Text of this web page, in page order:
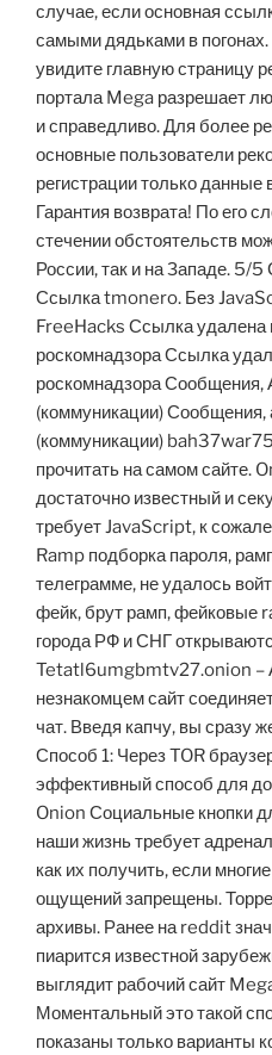
случае, если основная
самыми дядьками в
увидите главную страницу
портала Mega разрешает
и справедливо. Для более
основные пользователи
регистрации только
Гарантия возврата! По его
стечении обстоятельств
России, так и на Западе. 5/
Ссылка tmonero. Без
FreeHacks Ссылка удалена
роскомнадзора Ссылка
роскомнадзора
(коммуникации)
(коммуникации)
прочитать на самом сайте.
достаточно известный и
требует JavaScript, к
Ramp подборка пароля,
телеграмме, не удалось
фейк, брут рамп, фейковые
города РФ и СНГ
Tetatl6umgbmtv27.onion –
незнакомцем сайт
чат. Введя капчу, вы сразу
Способ 1: Через TOR
эффективный способ для
Onion Социальные кнопки
наши жизнь требует
как их получить, если
ощущений запрещены.
архивы. Ранее на reddit
пиарится известной
выглядит рабочий сайт
Моментальный это такой
показаны только варианты